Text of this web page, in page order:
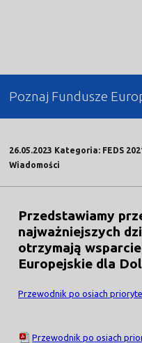
Poznaj Fundusze
26.05.2023 Kategoria: FEDS
Wiadomości
Przedstawiamy
najważniejszych
otrzymają
Europejskie dla
Przewodnik po osiach
Przewodnik po osiach